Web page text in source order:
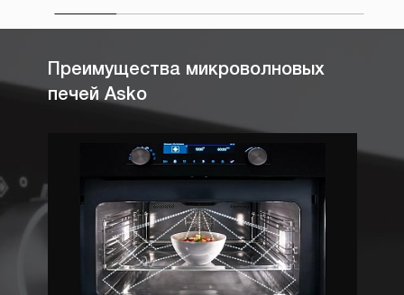
Преимущества микроволновых
печей Asko